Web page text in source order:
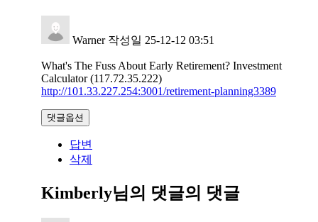
Warner 작성일 25-12-12 03:51
What's The Fuss About Early Retirement? Investment
Calculator (117.72.35.222)
http://101.33.227.254:3001/retirement-planning3389
댓글옵션
답변
삭제
Kimberly님의 댓글의 댓글